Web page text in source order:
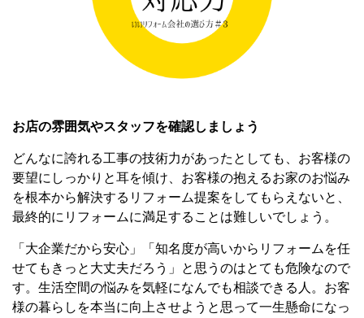
お店の雰囲気やスタッフを確認しましょう
どんなに誇れる工事の技術力があったとしても、お客様の
要望にしっかりと耳を傾け、お客様の抱えるお家のお悩み
を根本から解決するリフォーム提案をしてもらえないと、
最終的にリフォームに満足することは難しいでしょう。
「大企業だから安心」「知名度が高いからリフォームを任
せてもきっと大丈夫だろう」と思うのはとても危険なので
す。生活空間の悩みを気軽になんでも相談できる人。お客
様の暮らしを本当に向上させようと思って一生懸命になっ